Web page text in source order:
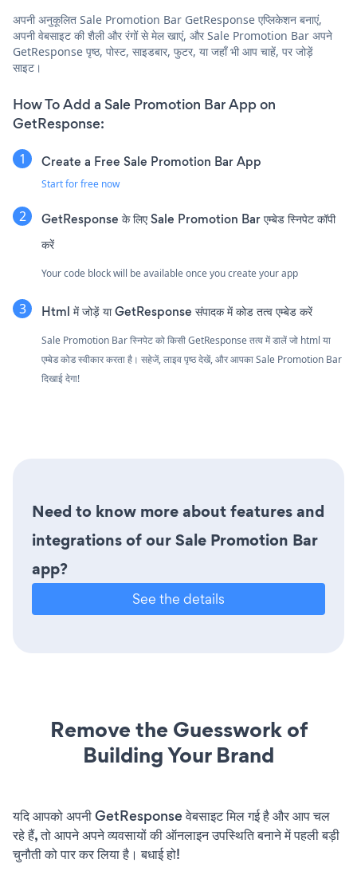
अपनी अनुकूलित Sale Promotion Bar GetResponse एप्लिकेशन बनाएं,
अपनी वेबसाइट की शैली और रंगों से मेल खाएं, और Sale Promotion Bar अपने
GetResponse पृष्ठ, पोस्ट, साइडबार, फुटर, या जहाँ भी आप चाहें, पर जोड़ें
साइट।
How To Add a Sale Promotion Bar App on
GetResponse:
Create a Free Sale Promotion Bar App
Start for free now
GetResponse के लिए Sale Promotion Bar एम्बेड स्निपेट कॉपी
करें
Your code block will be available once you create your app
Html में जोड़ें या GetResponse संपादक में कोड तत्व एम्बेड करें
Sale Promotion Bar स्निपेट को किसी GetResponse तत्व में डालें जो html या
एम्बेड कोड स्वीकार करता है। सहेजें, लाइव पृष्ठ देखें, और आपका Sale Promotion Bar
दिखाई देगा!
Need to know more about features and
integrations of our Sale Promotion Bar
app?
See the details
Remove the Guesswork of
Building Your Brand
यदि आपको अपनी GetResponse वेबसाइट मिल गई है और आप चल
रहे हैं, तो आपने अपने व्यवसायों की ऑनलाइन उपस्थिति बनाने में पहली बड़ी
चुनौती को पार कर लिया है। बधाई हो!